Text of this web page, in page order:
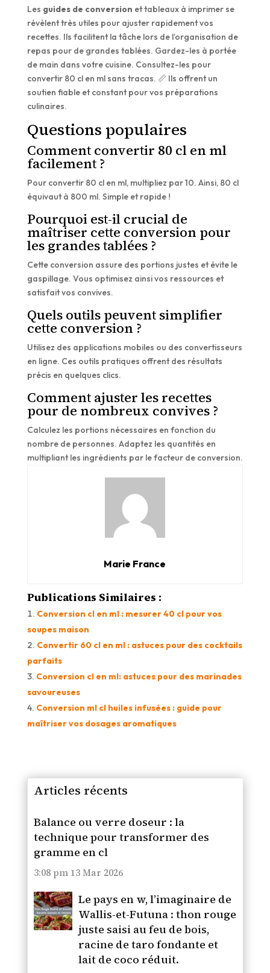
Les guides de conversion et tableaux à imprimer se
révèlent très utiles pour ajuster rapidement vos
recettes. Ils facilitent la tâche lors de l’organisation de
repas pour de grandes tablées. Gardez-les à portée
de main dans votre cuisine. Consultez-les pour
convertir 80 cl en ml sans tracas. 📏 Ils offrent un
soutien fiable et constant pour vos préparations
culinaires.
Questions populaires
Comment convertir 80 cl en ml
facilement ?
Pour convertir 80 cl en ml, multipliez par 10. Ainsi, 80 cl
équivaut à 800 ml. Simple et rapide !
Pourquoi est-il crucial de
maîtriser cette conversion pour
les grandes tablées ?
Cette conversion assure des portions justes et évite le
gaspillage. Vous optimisez ainsi vos ressources et
satisfait vos convives.
Quels outils peuvent simplifier
cette conversion ?
Utilisez des applications mobiles ou des convertisseurs
en ligne. Ces outils pratiques offrent des résultats
précis en quelques clics.
Comment ajuster les recettes
pour de nombreux convives ?
Calculez les portions nécessaires en fonction du
nombre de personnes. Adaptez les quantités en
multipliant les ingrédients par le facteur de conversion.
Marie France
Publications Similaires :
Conversion cl en ml : mesurer 40 cl pour vos
soupes maison
Convertir 60 cl en ml : astuces pour des cocktails
parfaits
Conversion cl en ml: astuces pour des marinades
savoureuses
Conversion ml cl huiles infusées : guide pour
maîtriser vos dosages aromatiques
Articles récents
Balance ou verre doseur : la
technique pour transformer des
gramme en cl
3:08 pm 13 Mar 2026
Le pays en w, l’imaginaire de
Wallis-et-Futuna : thon rouge
juste saisi au feu de bois,
racine de taro fondante et
lait de coco réduit.